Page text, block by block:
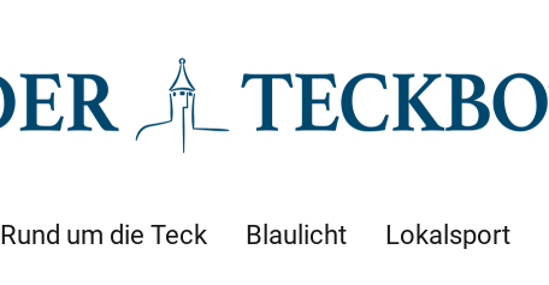
Rund um die Teck Blaulicht Lokalsport